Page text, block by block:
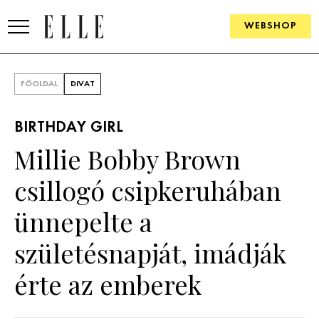
WEBSHOP
SZÉPSÉG
ÉLETMÓD
FŐOLDAL DIVAT
BIRTHDAY GIRL
Millie Bobby Brown
csillogó csipkeruhában
ünnepelte a
születésnapját, imádják
érte az emberek